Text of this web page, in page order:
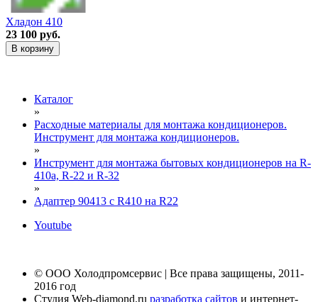
Хладон 410
23 100 руб.
В корзину
Каталог
»
Расходные материалы для монтажа кондиционеров.
Инструмент для монтажа кондиционеров.
»
Инструмент для монтажа бытовых кондиционеров на R-
410а, R-22 и R-32
»
Адаптер 90413 с R410 на R22
Youtube
© ООО Холодпромсервис | Все права защищены, 2011-
2016 год
Студия Web-diamond.ru разработка сайтов и интернет-